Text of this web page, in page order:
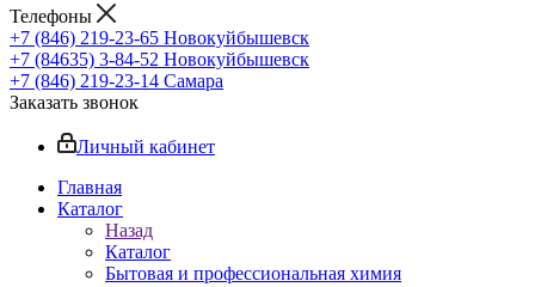
Телефоны
+7 (846) 219-23-65 Новокуйбышевск
+7 (84635) 3-84-52 Новокуйбышевск
+7 (846) 219-23-14 Самара
Заказать звонок
Личный кабинет
Главная
Каталог
Назад
Каталог
Бытовая и профессиональная химия